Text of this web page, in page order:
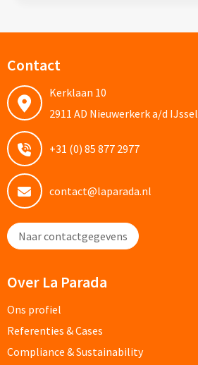
Luxe pennen bedrukken
Alle schrijfwaren & pennen
Overige schrijfwaren
Potloden bedrukken
Markeerstiften bedrukken
Kinderschrijfwaren bedrukken
Stoepkrijt bedrukken
Waskrijtjes bedrukken
Notitieboekjes & Schrijfmappen
Notitieboekjes bedrukken
Contact
Kerklaan 10
2911 AD Nieuwerkerk a/d IJssel
+31 (0) 85 877 2977
contact@laparada.nl
Naar contactgegevens
Over La Parada
Ons profiel
Referenties & Cases
Compliance & Sustainability